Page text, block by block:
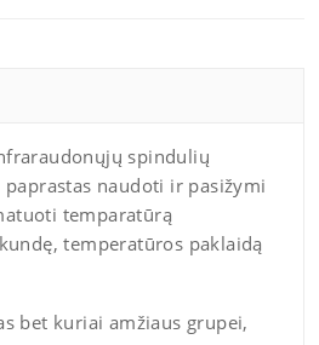
spindulių
naudoti ir pasižymi
temparatūrą
temperatūros paklaidą
bet kuriai amžiaus grupei,